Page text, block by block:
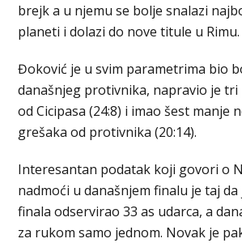
brejk a u njemu se bolje snalazi
planeti i dolazi do nove titule u Rimu.
Đoković je u svim parametrima bio
današnjeg protivnika, napravio je tri
od Cicipasa (24:8) i imao šest manje
grešaka od protivnika (20:14).
Interesantan podatak koji govori o
nadmoći u današnjem finalu je taj da
finala odservirao 33 as udarca, a
za rukom samo jednom. Novak je